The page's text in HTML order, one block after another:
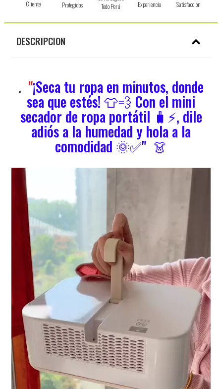
Cliente
Protegidos
Todo Perú
Experiencia
Satisfacción
DESCRIPCION
. "¡Seca tu ropa en minutos, donde
sea que estés! 👕💨 Con el mini
secador de ropa portátil 🧳⚡, dile
adiós a la humedad y hola a la
comodidad 🌞✅" 👗